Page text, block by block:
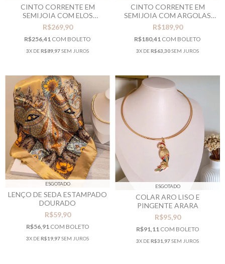
CINTO CORRENTE EM
SEMIJOIA COM ELOS
QUADRADOS
R$269,90
R$256,41 COM BOLETO
3X DER$89,97SEM JUROS
CINTO CORRENTE EM
SEMIJOIA COM ARGOLAS
ORGÂNICAS
R$189,90
R$180,41 COM BOLETO
3X DER$63,30SEM JUROS
ESGOTADO
LENÇO DE SEDA ESTAMPADO
DOURADO
R$59,90
R$56,91 COM BOLETO
3X DER$19,97SEM JUROS
ESGOTADO
COLAR ARO LISO E
PINGENTE ARARA
R$95,90
R$91,11 COM BOLETO
3X DER$31,97SEM JUROS